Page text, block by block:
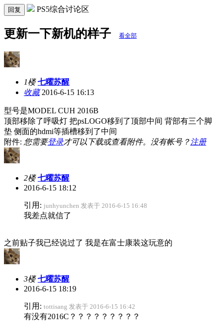
回复 PS5综合讨论区
更新一下新机的样子 看全部
1楼 七曜苏醒
收藏2016-6-15 16:13
型号是MODEL CUH 2016B
顶部移除了呼吸灯 把psLOGO移到了顶部中间 背部有三个脚
垫 侧面的hdmi等插槽移到了中间
附件: 您需要登录才可以下载或查看附件。没有帐号？ 注册
2楼 七曜苏醒
2016-6-15 18:12
引用: junhyunchen 发表于 2016-6-15 16:48
我差点就信了
之前贴子我已经说过了 我是在富士康装这玩意的
3楼 七曜苏醒
2016-6-15 18:19
引用: tottisang 发表于 2016-6-15 16:42
有没有2016C？？？？？？？？？